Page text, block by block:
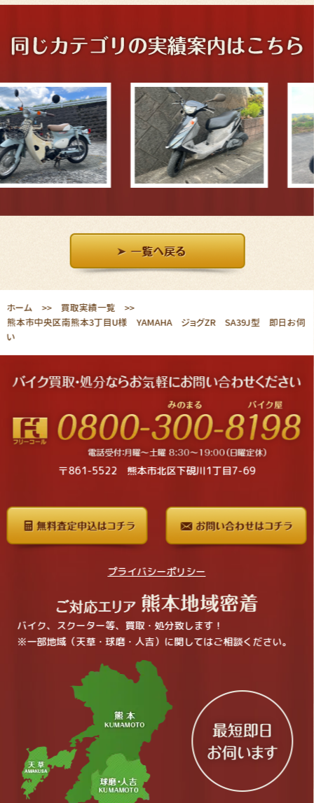
ホーム 買取実績一覧
熊本市中央区南熊本3丁目U様 YAMAHA ジョグZR SA39J型 即日お伺
い
〒861-5522 熊本市北区下硯川1丁目7-69
プライバシーポリシー
バイク、スクーター等、買取・処分致します！
※一部地域（天草・球磨・人吉）に関してはご相談ください。